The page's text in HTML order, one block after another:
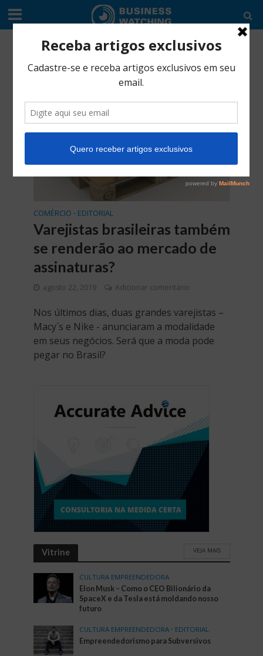
Tag - Bloomingdale’s
COMÉRCIO • EDITORIAL
Varejistas brasileiras também
se renderão ao mercado de
assinaturas?
agosto 22, 2019 Adicionar comentário
Nos últimos dias, duas grandes varejistas –
Macy´s e Nike - anunciaram a modalidade
em seus negócios. Será que a moda pode
pegar no Brasil?
Vitrine VEJA MAIS
CULTURA EMPREENDEDORA
Elon Musk – Como o CEO Bilionário da
SpaceX e da Tesla está moldando nosso
futuro
CULTURA EMPREENDEDORA • EDITORIAL
Empreendedorismo para Subversivos